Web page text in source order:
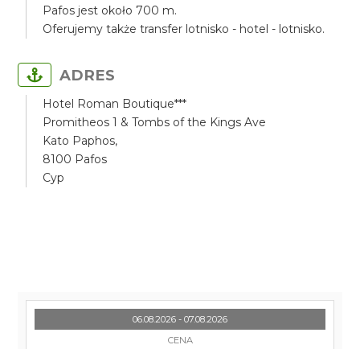
Pafos jest około 700 m.
Oferujemy także transfer lotnisko - hotel - lotnisko.
ADRES
Hotel Roman Boutique***
Promitheos 1 & Tombs of the Kings Ave
Kato Paphos,
8100 Pafos
Cyp
06.08.2026 - 07.08.2026
CENA